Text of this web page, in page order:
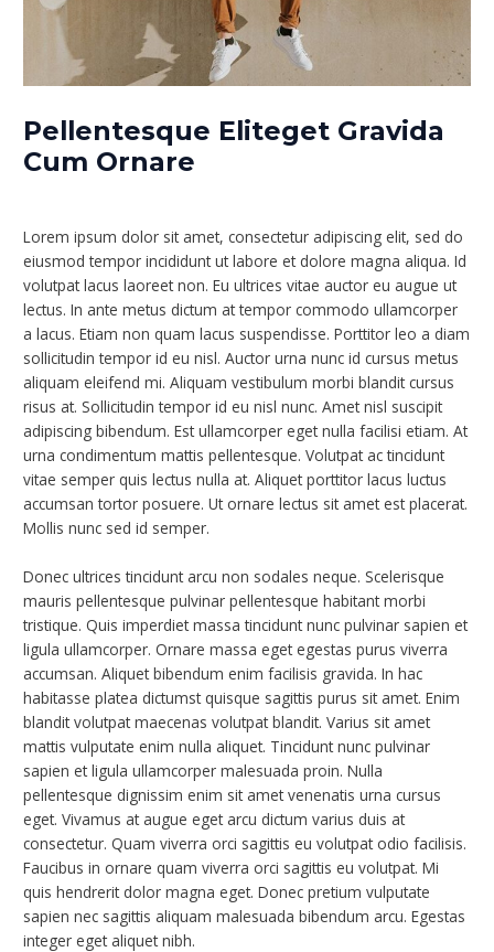
Pellentesque Eliteget Gravida
Cum Ornare
Lorem ipsum dolor sit amet, consectetur adipiscing elit, sed do
eiusmod tempor incididunt ut labore et dolore magna aliqua. Id
volutpat lacus laoreet non. Eu ultrices vitae auctor eu augue ut
lectus. In ante metus dictum at tempor commodo ullamcorper
a lacus. Etiam non quam lacus suspendisse. Porttitor leo a diam
sollicitudin tempor id eu nisl. Auctor urna nunc id cursus metus
aliquam eleifend mi. Aliquam vestibulum morbi blandit cursus
risus at. Sollicitudin tempor id eu nisl nunc. Amet nisl suscipit
adipiscing bibendum. Est ullamcorper eget nulla facilisi etiam. At
urna condimentum mattis pellentesque. Volutpat ac tincidunt
vitae semper quis lectus nulla at. Aliquet porttitor lacus luctus
accumsan tortor posuere. Ut ornare lectus sit amet est placerat.
Mollis nunc sed id semper.
Donec ultrices tincidunt arcu non sodales neque. Scelerisque
mauris pellentesque pulvinar pellentesque habitant morbi
tristique. Quis imperdiet massa tincidunt nunc pulvinar sapien et
ligula ullamcorper. Ornare massa eget egestas purus viverra
accumsan. Aliquet bibendum enim facilisis gravida. In hac
habitasse platea dictumst quisque sagittis purus sit amet. Enim
blandit volutpat maecenas volutpat blandit. Varius sit amet
mattis vulputate enim nulla aliquet. Tincidunt nunc pulvinar
sapien et ligula ullamcorper malesuada proin. Nulla
pellentesque dignissim enim sit amet venenatis urna cursus
eget. Vivamus at augue eget arcu dictum varius duis at
consectetur. Quam viverra orci sagittis eu volutpat odio facilisis.
Faucibus in ornare quam viverra orci sagittis eu volutpat. Mi
quis hendrerit dolor magna eget. Donec pretium vulputate
sapien nec sagittis aliquam malesuada bibendum arcu. Egestas
integer eget aliquet nibh.